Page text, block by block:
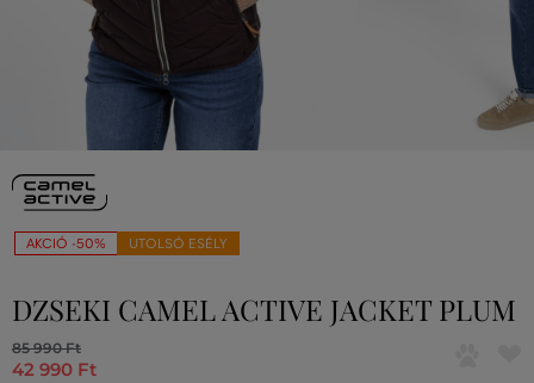
AKCIÓ -50% UTOLSÓ ESÉLY
DZSEKI CAMEL ACTIVE JACKET PLUM
85 990 Ft
42 990 Ft